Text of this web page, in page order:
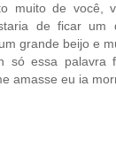
muito de você,
de ficar
grande beijo e
só essa palavra
amasse eu ia